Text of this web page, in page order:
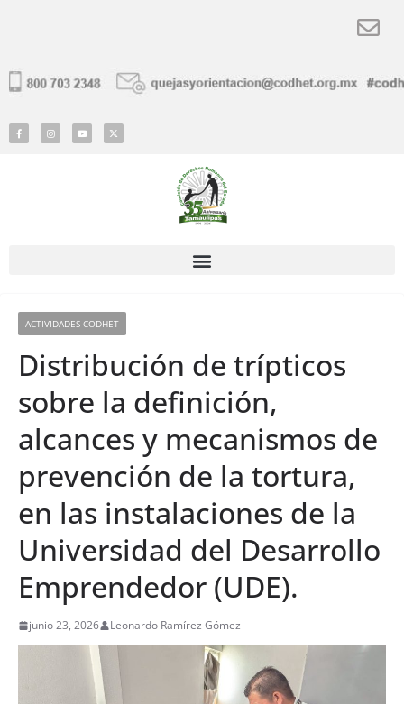
ACTIVIDADES CODHET
Distribución de trípticos
sobre la definición,
alcances y mecanismos de
prevención de la tortura,
en las instalaciones de la
Universidad del Desarrollo
Emprendedor (UDE).
junio 23, 2026 Leonardo Ramírez Gómez